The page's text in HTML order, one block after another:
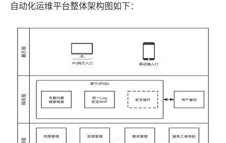
自动化运维平台整体架构图如下：